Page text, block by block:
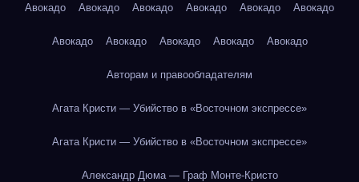
Авокадо Авокадо Авокадо Авокадо Авокадо Авокадо
Авокадо Авокадо Авокадо Авокадо Авокадо
Авторам и правообладателям
Агата Кристи — Убийство в «Восточном экспрессе»
Агата Кристи — Убийство в «Восточном экспрессе»
Александр Дюма — Граф Монте-Кристо